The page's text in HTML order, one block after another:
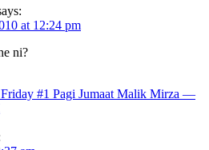
at 12:24 pm
ni?
Friday #1 Pagi Jumaat Malik Mirza —